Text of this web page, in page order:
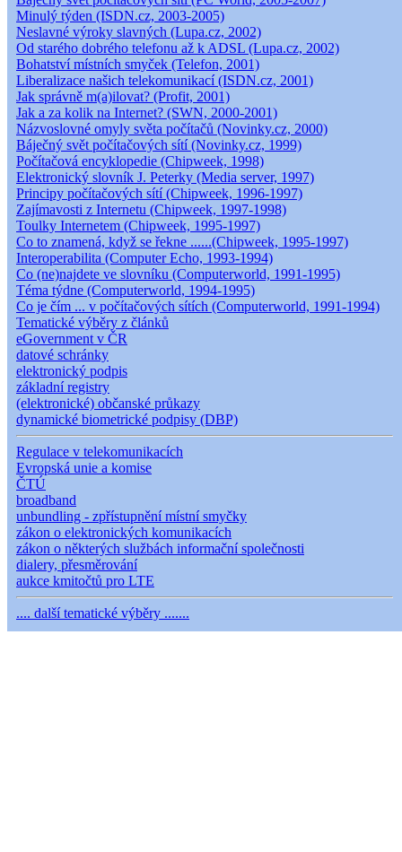
Minulý týden (ISDN.cz, 2003-2005)
Neslavné výroky slavných (Lupa.cz, 2002)
Od starého dobrého telefonu až k ADSL (Lupa.cz, 2002)
Bohatství místních smyček (Telefon, 2001)
Liberalizace našich telekomunikací (ISDN.cz, 2001)
Jak správně m(a)ilovat? (Profit, 2001)
Jak a za kolik na Internet? (SWN, 2000-2001)
Názvoslovné omyly světa počítačů (Novinky.cz, 2000)
Báječný svět počítačových sítí (Novinky.cz, 1999)
Počítačová encyklopedie (Chipweek, 1998)
Elektronický slovník J. Peterky (Media server, 1997)
Principy počítačových sítí (Chipweek, 1996-1997)
Zajímavosti z Internetu (Chipweek, 1997-1998)
Toulky Internetem (Chipweek, 1995-1997)
Co to znamená, když se řekne ......(Chipweek, 1995-1997)
Interoperabilita (Computer Echo, 1993-1994)
Co (ne)najdete ve slovníku (Computerworld, 1991-1995)
Téma týdne (Computerworld, 1994-1995)
Co je čím ... v počítačových sítích (Computerworld, 1991-1994)
Tematické výběry z článků
eGovernment v ČR
datové schránky
elektronický podpis
základní registry
(elektronické) občanské průkazy
dynamické biometrické podpisy (DBP)
Regulace v telekomunikacích
Evropská unie a komise
ČTÚ
broadband
unbundling - zpřístupnění místní smyčky
zákon o elektronických komunikacích
zákon o některých službách informační společnosti
dialery, přesměrování
aukce kmitočtů pro LTE
.... další tematické výběry .......